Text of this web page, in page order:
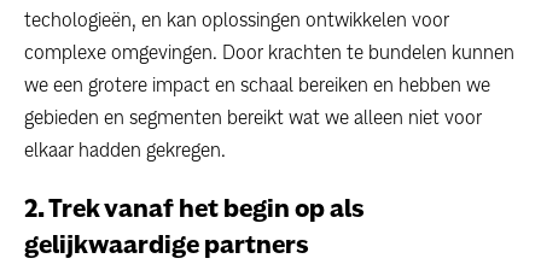
techologieën, en kan oplossingen ontwikkelen voor
complexe omgevingen. Door krachten te bundelen kunnen
we een grotere impact en schaal bereiken en hebben we
gebieden en segmenten bereikt wat we alleen niet voor
elkaar hadden gekregen.
2. Trek vanaf het begin op als
gelijkwaardige partners